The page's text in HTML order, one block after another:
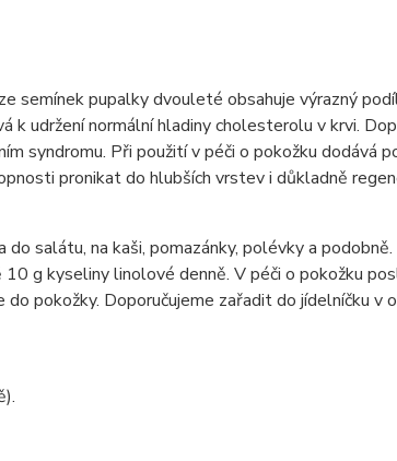
semínek pupalky dvouleté obsahuje výrazný
udržení normální hladiny cholesterolu v krvi.
syndromu. Při použití v péči o pokožku dodává
pronikat do hlubších vrstev i důkladně
salátu, na kaši, pomazánky, polévky a
g kyseliny linolové denně. V péči o pokožku
pokožky. Doporučujeme zařadit do jídelníčku v